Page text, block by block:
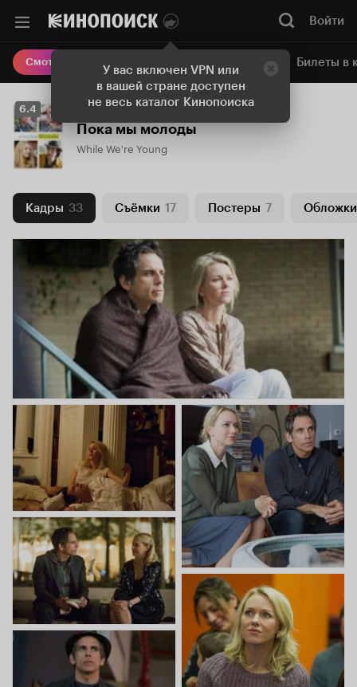
У вас включен VPN или
в вашей стране доступен
не весь каталог Кинопоиска
Войти
Смотреть кино Онлайн-кинотеатр Билеты в
Рейтинг
Кинопоиска
6.4
6.4
Пока мы молоды
While We're Young
Кадры 33 Съёмки 17 Постеры 7 Обложки